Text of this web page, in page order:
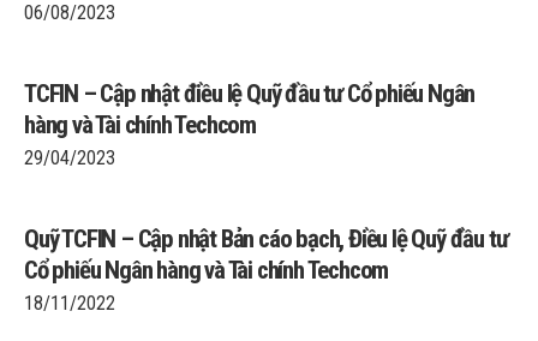
06/08/2023
TCFIN – Cập nhật điều lệ Quỹ đầu tư Cổ phiếu Ngân
hàng và Tài chính Techcom
29/04/2023
Quỹ TCFIN – Cập nhật Bản cáo bạch, Điều lệ Quỹ đầu tư
Cổ phiếu Ngân hàng và Tài chính Techcom
18/11/2022